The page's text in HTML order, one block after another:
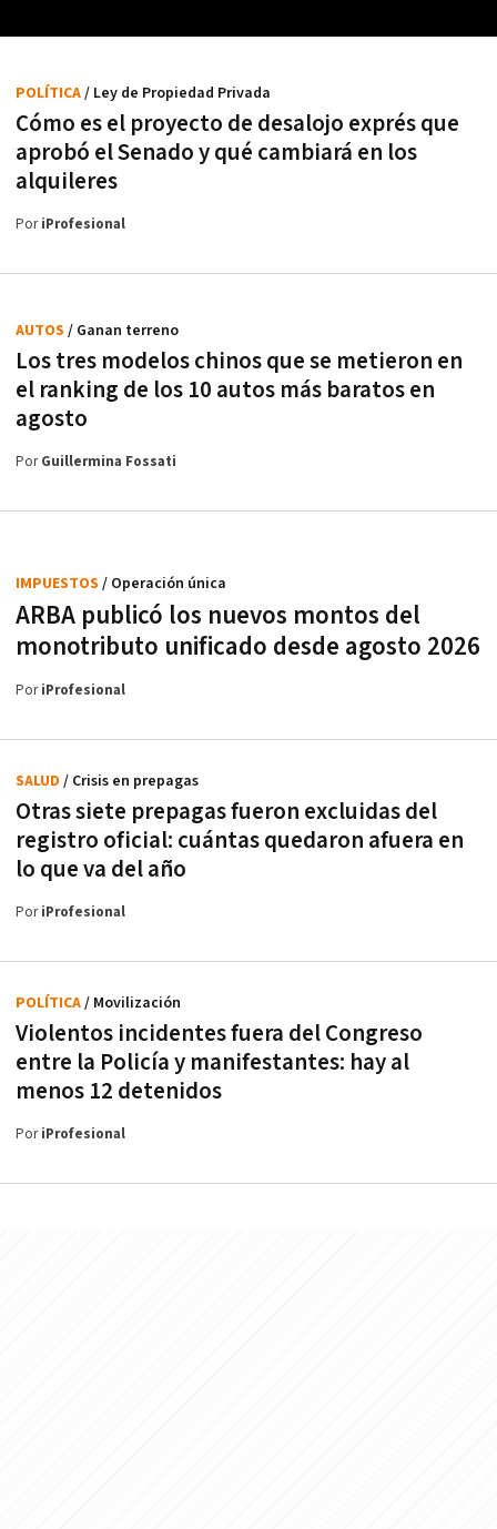
Cómo es el proyecto de desalojo exprés que
aprobó el Senado y qué cambiará en los
alquileres
POLÍTICA/ Ley de Propiedad Privada
PoriProfesional
Los tres modelos chinos que se metieron en
el ranking de los 10 autos más baratos en
agosto
AUTOS / Ganan terreno
PorGuillermina Fossati
ARBA publicó los nuevos montos del
monotributo unificado desde agosto 2026
IMPUESTOS / Operación única
PoriProfesional
Otras siete prepagas fueron excluidas del
registro oficial: cuántas quedaron afuera en
lo que va del año
SALUD / Crisis en prepagas
PoriProfesional
Violentos incidentes fuera del Congreso
entre la Policía y manifestantes: hay al
menos 12 detenidos
POLÍTICA/ Movilización
PoriProfesional